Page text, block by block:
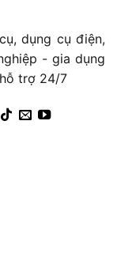
ứng nhiều bề
và ứng dụng
kềnh hơn
ổn định
dụng cụ điện,
- gia dụng
trợ 24/7